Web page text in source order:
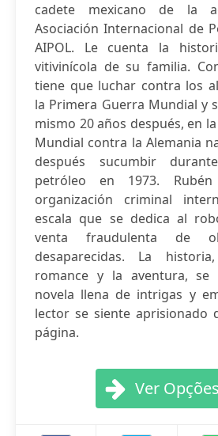
cadete mexicano de la
Asociación Internacional de
AIPOL. Le cuenta la
vitivinícola de su familia.
tiene que luchar contra los
la Primera Guerra Mundial y
mismo 20 años después, en
Mundial contra la Alemania
después sucumbir
petróleo en 1973.
organización criminal
escala que se dedica al
venta fraudulenta de
desaparecidas. La
romance y la aventura, se
novela llena de intrigas y
lector se siente aprisionado
página.
Ver Opções